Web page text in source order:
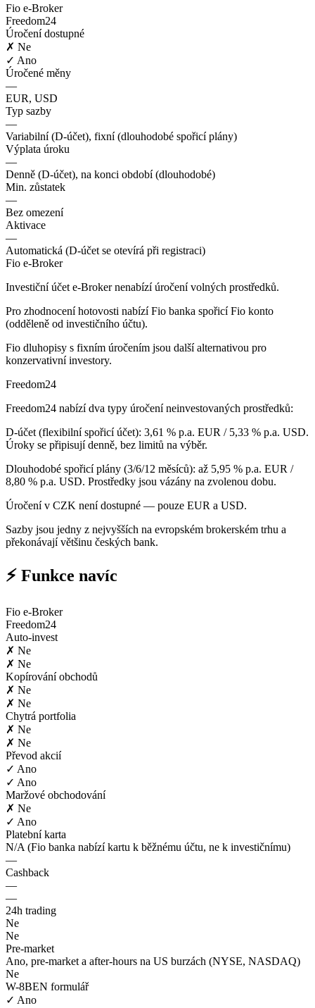
Fio e-Broker
Freedom24
Úročení dostupné
✗ Ne
✓ Ano
Úročené měny
—
EUR, USD
Typ sazby
—
Variabilní (D-účet), fixní (dlouhodobé spořicí plány)
Výplata úroku
—
Denně (D-účet), na konci období (dlouhodobé)
Min. zůstatek
—
Bez omezení
Aktivace
—
Automatická (D-účet se otevírá při registraci)
Fio e-Broker
Investiční účet e-Broker nenabízí úročení volných prostředků.
Pro zhodnocení hotovosti nabízí Fio banka spořicí Fio konto
(odděleně od investičního účtu).
Fio dluhopisy s fixním úročením jsou další alternativou pro
konzervativní investory.
Freedom24
Freedom24 nabízí dva typy úročení neinvestovaných prostředků:
D-účet (flexibilní spořicí účet): 3,61 % p.a. EUR / 5,33 % p.a. USD.
Úroky se připisují denně, bez limitů na výběr.
Dlouhodobé spořicí plány (3/6/12 měsíců): až 5,95 % p.a. EUR /
8,80 % p.a. USD. Prostředky jsou vázány na zvolenou dobu.
Úročení v CZK není dostupné — pouze EUR a USD.
Sazby jsou jedny z nejvyšších na evropském brokerském trhu a
překonávají většinu českých bank.
⚡ Funkce navíc
Fio e-Broker
Freedom24
Auto-invest
✗ Ne
✗ Ne
Kopírování obchodů
✗ Ne
✗ Ne
Chytrá portfolia
✗ Ne
✗ Ne
Převod akcií
✓ Ano
✓ Ano
Maržové obchodování
✗ Ne
✓ Ano
Platební karta
N/A (Fio banka nabízí kartu k běžnému účtu, ne k investičnímu)
—
Cashback
—
—
24h trading
Ne
Ne
Pre-market
Ano, pre-market a after-hours na US burzách (NYSE, NASDAQ)
Ne
W-8BEN formulář
✓ Ano